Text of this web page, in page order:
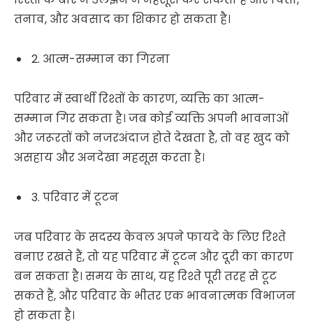
तनाव, और अवसाद का शिकार हो सकता है।
2. आत्म-सम्मान का गिरना
परिवार में स्वार्थी रिश्तों के कारण, व्यक्ति का आत्म-
सम्मान गिर सकता है। जब कोई व्यक्ति अपनी भावनाओं
और जरूरतों को नजरअंदाज होते देखता है, तो वह खुद को
असहाय और अनदेखा महसूस करता है।
3. परिवार में टूटन
जब परिवार के सदस्य केवल अपने फायदे के लिए रिश्ते
बनाए रखते हैं, तो यह परिवार में टूटन और दूरी का कारण
बन सकता है। समय के साथ, यह रिश्ते पूरी तरह से टूट
सकते हैं, और परिवार के भीतर एक भावनात्मक विभाजन
हो सकता है।